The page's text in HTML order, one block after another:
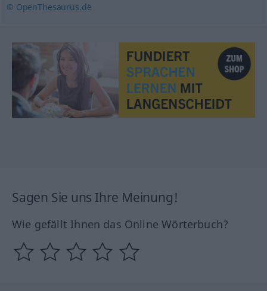
© OpenThesaurus.de
Sagen Sie uns Ihre Meinung!
Wie gefällt Ihnen das Online Wörterbuch?